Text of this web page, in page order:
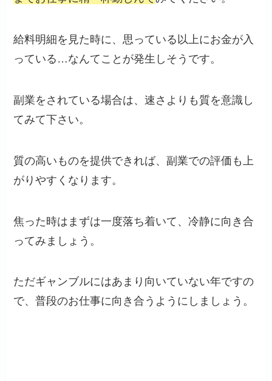
給料明細を見た時に、思っている以上にお金が入
っている…なんてことが発生しそうです。
副業をされている場合は、速さよりも質を意識し
てみて下さい。
質の高いものを提供できれば、副業での評価も上
がりやすくなります。
焦った時はまずは一度落ち着いて、冷静に向き合
ってみましょう。
ただギャンブルにはあまり向いていない年ですの
で、普段のお仕事に向き合うようにしましょう。